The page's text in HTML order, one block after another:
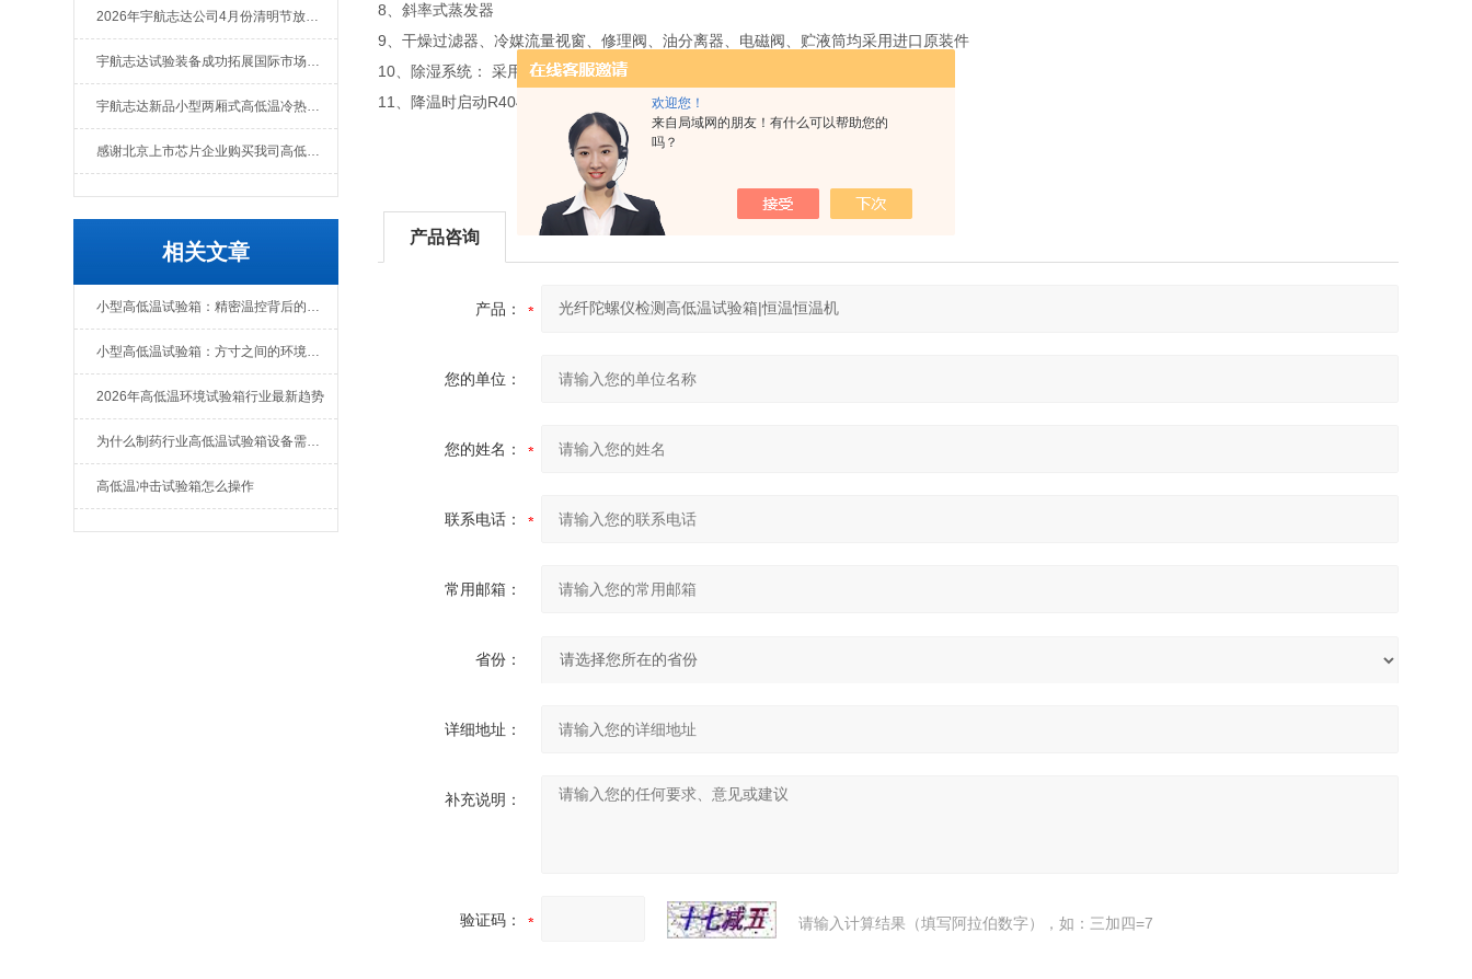
欢迎您！
来自局域网的朋友！有什么可以帮助您的
吗？
2026年宇航志达公司4月份清明节放假通知
宇航志达试验装备成功拓展国际市场出口肯尼亚
宇航志达新品小型两厢式高低温冷热冲击试验箱
感谢北京上市芯片企业购买我司高低温冲击热流仪
相关文章
小型高低温试验箱：精密温控背后的技术美学
小型高低温试验箱：方寸之间的环境模拟大师
2026年高低温环境试验箱行业最新趋势
为什么制药行业高低温试验箱设备需要做3Q认证
高低温冲击试验箱怎么操作
8、斜率式蒸发器
9、干燥过滤器、冷媒流量视窗、修理阀、油分离器、电磁阀、贮液筒均采用进口原装件
10、除湿系统： 采用蒸发器盘管露点温度层流接触除湿方式
11、降温时启动R404A 、R23，除湿时只启动R404A（节能降耗）
产品咨询
产品：
您的单位：
您的姓名：
联系电话：
常用邮箱：
省份：
详细地址：
补充说明：
验证码： 请输入计算结果（填写阿拉伯数字），如：三加四=7